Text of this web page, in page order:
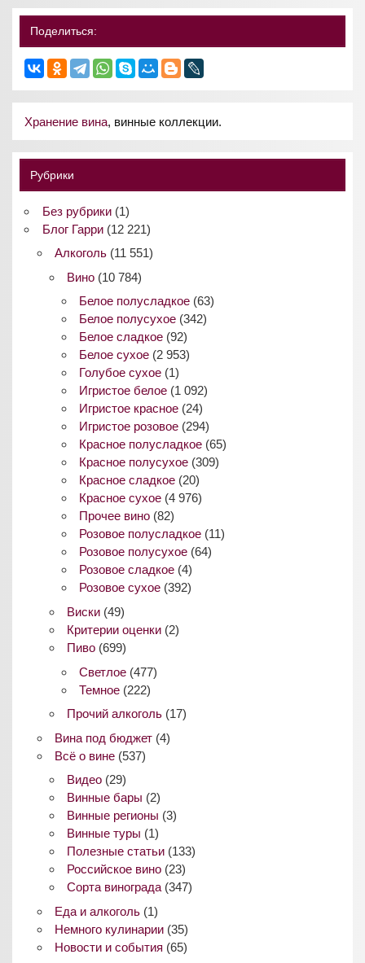
Поделиться:
Хранение вина, винные коллекции.
Рубрики
Без рубрики(1)
Блог Гарри(12 221)
Алкоголь(11 551)
Вино(10 784)
Белое полусладкое (63)
Белое полусухое (342)
Белое сладкое (92)
Белое сухое (2 953)
Голубое сухое (1)
Игристое белое (1 092)
Игристое красное (24)
Игристое розовое (294)
Красное полусладкое (65)
Красное полусухое (309)
Красное сладкое (20)
Красное сухое (4 976)
Прочее вино (82)
Розовое полусладкое (11)
Розовое полусухое (64)
Розовое сладкое (4)
Розовое сухое (392)
Виски(49)
Критерии оценки(2)
Пиво(699)
Светлое (477)
Темное (222)
Прочий алкоголь(17)
Вина под бюджет(4)
Всё о вине(537)
Видео(29)
Винные бары (2)
Винные регионы (3)
Винные туры (1)
Полезные статьи(133)
Российское вино(23)
Сорта винограда(347)
Еда и алкоголь(1)
Немного кулинарии(35)
Новости и события (65)